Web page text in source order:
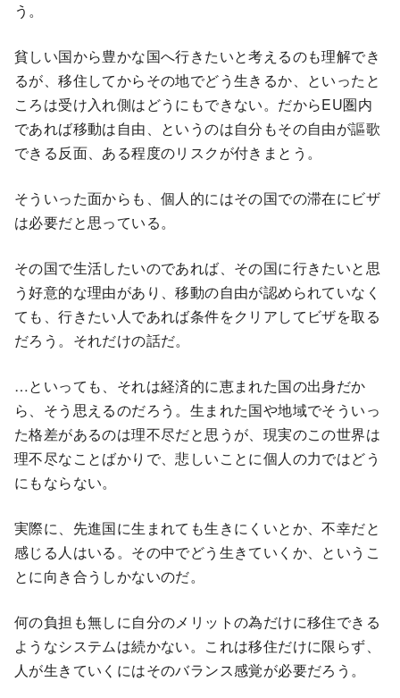
う。
貧しい国から豊かな国へ行きたいと考えるのも理解でき
るが、移住してからその地でどう生きるか、といったと
ころは受け入れ側はどうにもできない。だからEU圏内
であれば移動は自由、というのは自分もその自由が謳歌
できる反面、ある程度のリスクが付きまとう。
そういった面からも、個人的にはその国での滞在にビザ
は必要だと思っている。
その国で生活したいのであれば、その国に行きたいと思
う好意的な理由があり、移動の自由が認められていなく
ても、行きたい人であれば条件をクリアしてビザを取る
だろう。それだけの話だ。
…といっても、それは経済的に恵まれた国の出身だか
ら、そう思えるのだろう。生まれた国や地域でそういっ
た格差があるのは理不尽だと思うが、現実のこの世界は
理不尽なことばかりで、悲しいことに個人の力ではどう
にもならない。
実際に、先進国に生まれても生きにくいとか、不幸だと
感じる人はいる。その中でどう生きていくか、というこ
とに向き合うしかないのだ。
何の負担も無しに自分のメリットの為だけに移住できる
ようなシステムは続かない。これは移住だけに限らず、
人が生きていくにはそのバランス感覚が必要だろう。